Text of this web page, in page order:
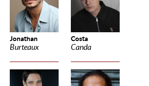
Jonathan
Burteaux
Costa
Canda